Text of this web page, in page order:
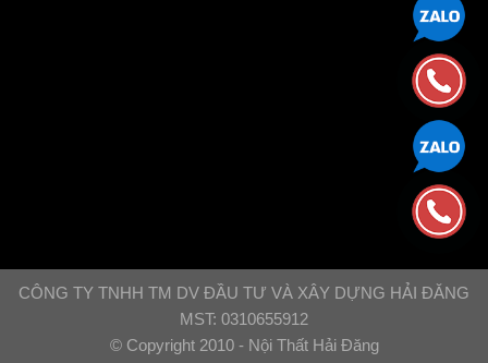
CÔNG TY TNHH TM DV ĐẦU TƯ VÀ XÂY DỰNG HẢI ĐĂNG
MST: 0310655912
© Copyright 2010 - Nội Thất Hải Đăng